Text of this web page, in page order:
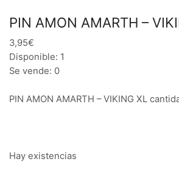
PIN AMON AMARTH –
3,95€
Disponible: 1
Se vende: 0
PIN AMON AMARTH – VIKING XL
Hay existencias